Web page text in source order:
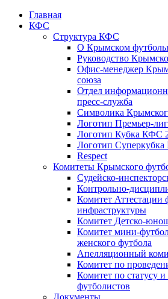
Главная
КФС
Структура КФС
О Крымском
Руководство
Офис-менеджер
союза
Отдел
пресс-служба
Символика
Логотип Премьер-
Логотип Кубка КФС
Логотип
Respect
Комитеты Крымского
Судейско-
Контрольно-
Комитет Аттестации
инфраструктуры
Комитет Детско-
Комитет мини-
женского футбола
Апелляционный
Комитет по
Комитет по статусу
футболистов
Документы